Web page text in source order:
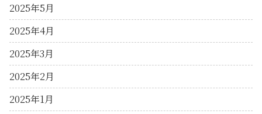
2025年5月
2025年4月
2025年3月
2025年2月
2025年1月